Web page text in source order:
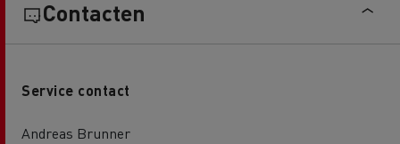
Contacten
Service contact
Andreas Brunner